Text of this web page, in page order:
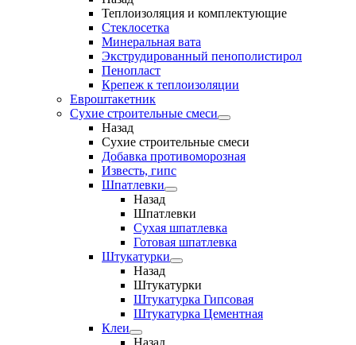
Теплоизоляция и комплектующие
Стеклосетка
Минеральная вата
Экструдированный пенополистирол
Пенопласт
Крепеж к теплоизоляции
Евроштакетник
Сухие строительные смеси
Назад
Сухие строительные смеси
Добавка противоморозная
Известь, гипс
Шпатлевки
Назад
Шпатлевки
Сухая шпатлевка
Готовая шпатлевка
Штукатурки
Назад
Штукатурки
Штукатурка Гипсовая
Штукатурка Цементная
Клеи
Назад